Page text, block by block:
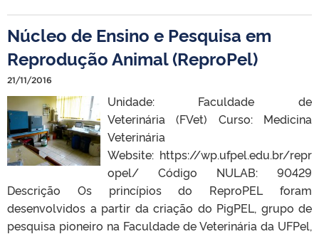
Núcleo de Ensino e Pesquisa em
Reprodução Animal (ReproPel)
21/11/2016
Unidade: Faculdade de
Veterinária (FVet) Curso: Medicina
Veterinária
Website: https://wp.ufpel.edu.br/repr
opel/ Código NULAB: 90429
Descrição Os princípios do ReproPEL foram
desenvolvidos a partir da criação do PigPEL, grupo de
pesquisa pioneiro na Faculdade de Veterinária da UFPel,